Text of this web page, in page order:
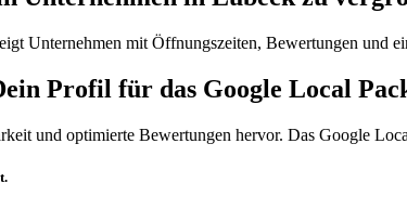
Unternehmen mit Öffnungszeiten, Bewertungen und
Profil für das Google Local
und optimierte Bewertungen hervor. Das Google